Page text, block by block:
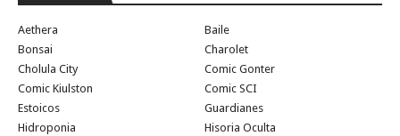
Aethera
Baile
Bonsai
Charolet
Cholula City
Comic Gonter
Comic Kiulston
Comic SCI
Estoicos
Guardianes
Hidroponia
Hisoria Oculta